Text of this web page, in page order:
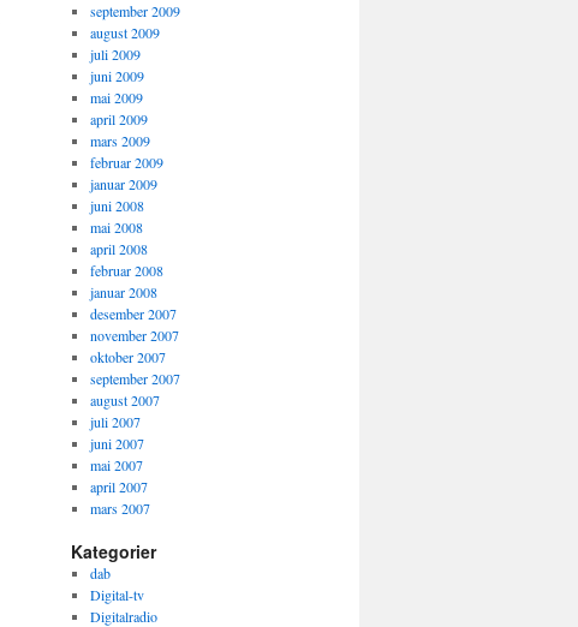
september 2009
august 2009
juli 2009
juni 2009
mai 2009
april 2009
mars 2009
februar 2009
januar 2009
juni 2008
mai 2008
april 2008
februar 2008
januar 2008
desember 2007
november 2007
oktober 2007
september 2007
august 2007
juli 2007
juni 2007
mai 2007
april 2007
mars 2007
Kategorier
dab
Digital-tv
Digitalradio